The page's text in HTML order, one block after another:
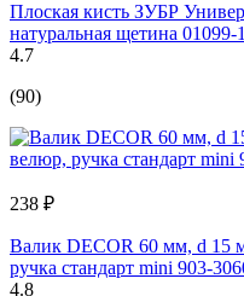
Плоская кисть ЗУБР
натуральная щетина 01099-
4.7
(90)
238 ₽
Валик DECOR 60 мм, d 15
ручка стандарт mini 903-
4.8